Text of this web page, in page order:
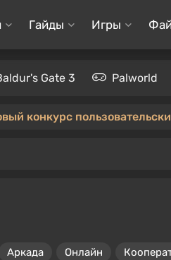
Гайды Игры
Gate 3 Palworld
конкурс
Аркада Онлайн